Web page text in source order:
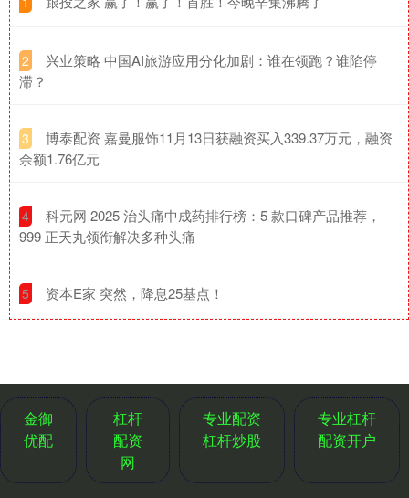
2
​兴业策略 中国AI旅游应用分化加剧：谁在领跑？谁陷停
滞？
3
​博泰配资 嘉曼服饰11月13日获融资买入339.37万元，融资
余额1.76亿元
4
​科元网 2025 治头痛中成药排行榜：5 款口碑产品推荐，
999 正天丸领衔解决多种头痛
5 ​资本E家 突然，降息25基点！
金御
优配
杠杆
配资
网
专业配资
杠杆炒股
专业杠杆
配资开户